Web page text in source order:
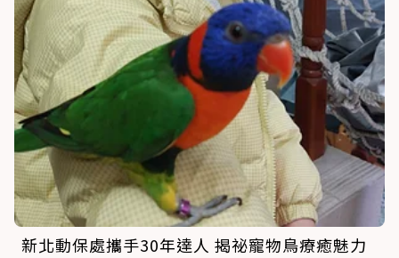
新北動保處攜手30年達人 揭祕寵物鳥療癒魅力